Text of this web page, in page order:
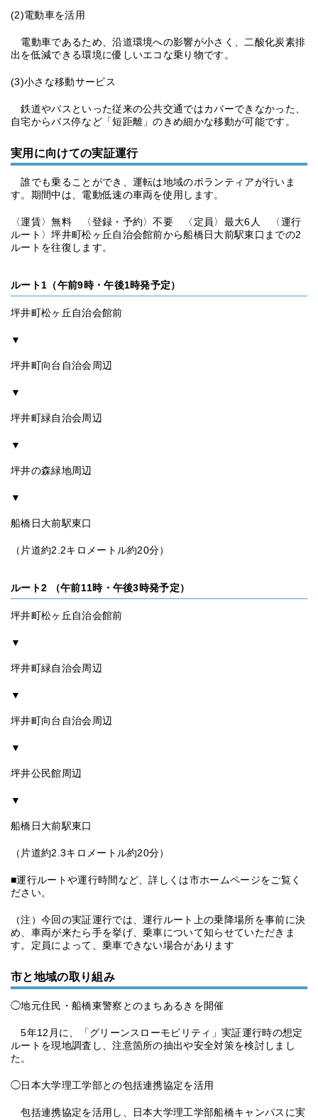
(2)電動車を活用
電動車であるため、沿道環境への影響が小さく、二酸化炭素排
出を低減できる環境に優しいエコな乗り物です。
(3)小さな移動サービス
鉄道やバスといった従来の公共交通ではカバーできなかった、
自宅からバス停など「短距離」のきめ細かな移動が可能です。
実用に向けての実証運行
誰でも乗ることができ、運転は地域のボランティアが行いま
す。期間中は、電動低速の車両を使用します。
〈運賃〉無料 〈登録・予約〉不要 〈定員〉最大6人 〈運行
ルート〉坪井町松ヶ丘自治会館前から船橋日大前駅東口までの2
ルートを往復します。
ルート1（午前9時・午後1時発予定）
坪井町松ヶ丘自治会館前
▼
坪井町向台自治会周辺
▼
坪井町緑自治会周辺
▼
坪井の森緑地周辺
▼
船橋日大前駅東口
（片道約2.2キロメートル約20分）
ルート2 （午前11時・午後3時発予定）
坪井町松ヶ丘自治会館前
▼
坪井町緑自治会周辺
▼
坪井町向台自治会周辺
▼
坪井公民館周辺
▼
船橋日大前駅東口
（片道約2.3キロメートル約20分）
■運行ルートや運行時間など、詳しくは市ホームページをご覧く
ださい。
（注）今回の実証運行では、運行ルート上の乗降場所を事前に決
め、車両が来たら手を挙げ、乗車について知らせていただきま
す。定員によって、乗車できない場合があります
市と地域の取り組み
◯地元住民・船橋東警察とのまちあるきを開催
5年12月に、「グリーンスローモビリティ」実証運行時の想定
ルートを現地調査し、注意箇所の抽出や安全対策を検討しまし
た。
◯日本⼤学理⼯学部との包括連携協定を活⽤
包括連携協定を活⽤し、⽇本⼤学理工学部船橋キャンパスに実